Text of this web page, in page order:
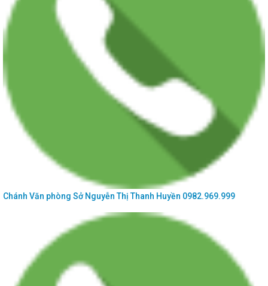
hồ sơ giải quyết thủ tục...
Thông báo số 856/TB-SKHCN ngày 30/12/2025 Về việc tuyển chọn lần 2 tổ
chức, cá nhân chủ trì thực...
Chánh Văn phòng SởNguyễn Thị Thanh Huyền 0982.969.999